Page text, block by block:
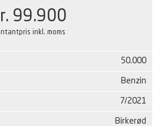
99.900
inkl. moms
50.000
Benzin
7/2021
Birkerød